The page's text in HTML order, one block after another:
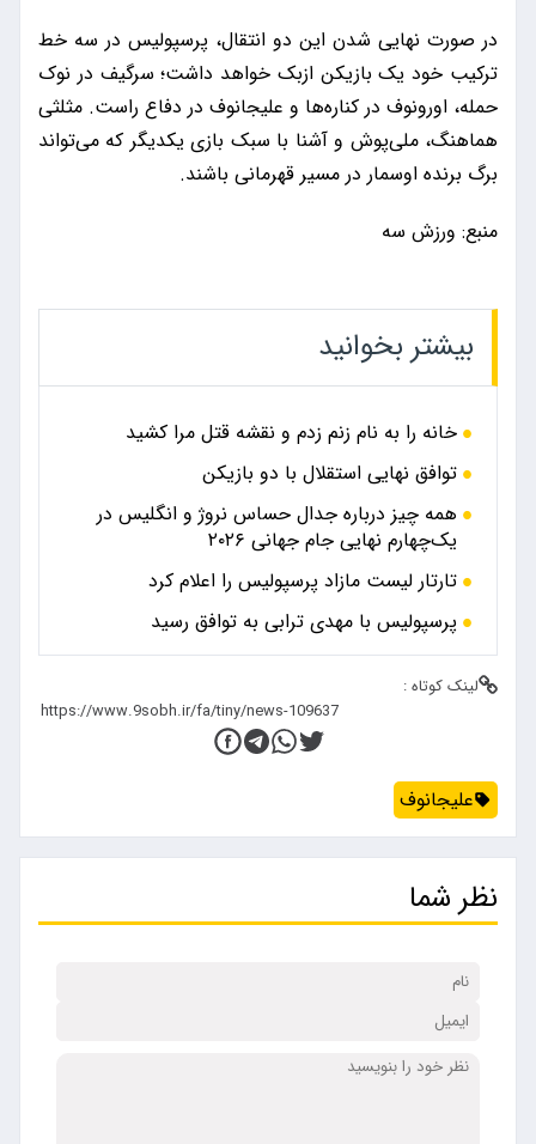
در صورت نهایی شدن این دو انتقال، پرسپولیس در سه خط
ترکیب خود یک بازیکن ازبک خواهد داشت؛ سرگیف در نوک
حمله، اورونوف در کناره‌ها و علیجانوف در دفاع راست. مثلثی
هماهنگ، ملی‌پوش و آشنا با سبک بازی یکدیگر که می‌تواند
برگ برنده اوسمار در مسیر قهرمانی باشند.
منبع: ورزش سه
بیشتر بخوانید
خانه را به نام زنم زدم و نقشه قتل مرا کشید
توافق نهایی استقلال با دو بازیکن
همه چیز درباره جدال حساس نروژ و انگلیس در
یک‌چهارم نهایی جام جهانی ۲۰۲۶
تارتار لیست مازاد پرسپولیس را اعلام کرد
پرسپولیس با مهدی ترابی به توافق رسید
لینک کوتاه :
علیجانوف
نظر شما